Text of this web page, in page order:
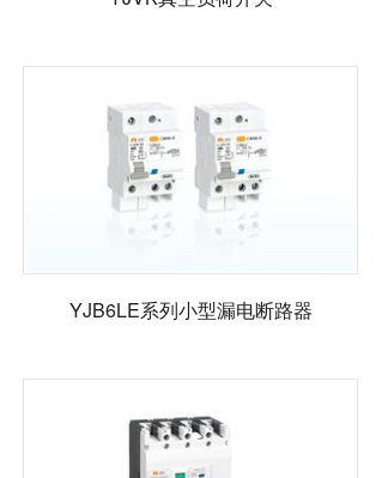
YJB6LE系列小型漏电断路器